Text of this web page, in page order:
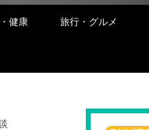
健康 旅行・グルメ